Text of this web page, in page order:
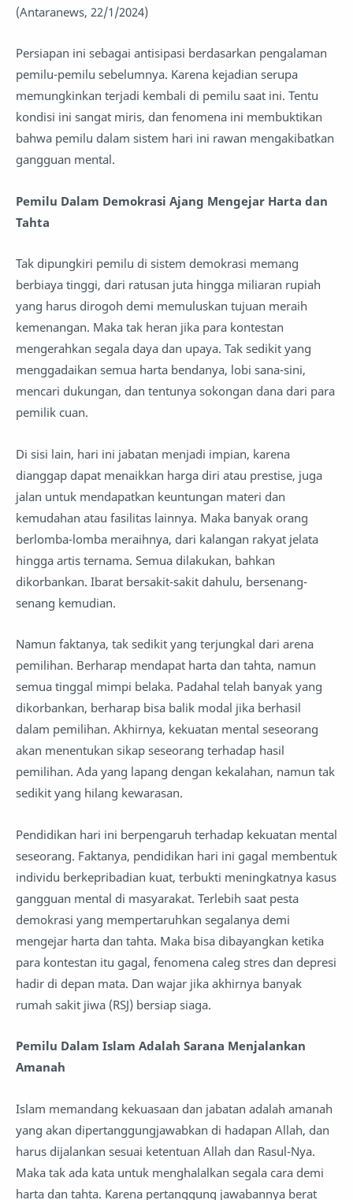
(Antaranews, 22/1/2024)
Persiapan ini sebagai antisipasi berdasarkan pengalaman
pemilu-pemilu sebelumnya. Karena kejadian serupa
memungkinkan terjadi kembali di pemilu saat ini. Tentu
kondisi ini sangat miris, dan fenomena ini membuktikan
bahwa pemilu dalam sistem hari ini rawan mengakibatkan
gangguan mental.
Pemilu Dalam Demokrasi Ajang Mengejar Harta dan
Tahta
Tak dipungkiri pemilu di sistem demokrasi memang
berbiaya tinggi, dari ratusan juta hingga miliaran rupiah
yang harus dirogoh demi memuluskan tujuan meraih
kemenangan. Maka tak heran jika para kontestan
mengerahkan segala daya dan upaya. Tak sedikit yang
menggadaikan semua harta bendanya, lobi sana-sini,
mencari dukungan, dan tentunya sokongan dana dari para
pemilik cuan.
Di sisi lain, hari ini jabatan menjadi impian, karena
dianggap dapat menaikkan harga diri atau prestise, juga
jalan untuk mendapatkan keuntungan materi dan
kemudahan atau fasilitas lainnya. Maka banyak orang
berlomba-lomba meraihnya, dari kalangan rakyat jelata
hingga artis ternama. Semua dilakukan, bahkan
dikorbankan. Ibarat bersakit-sakit dahulu, bersenang-
senang kemudian.
Namun faktanya, tak sedikit yang terjungkal dari arena
pemilihan. Berharap mendapat harta dan tahta, namun
semua tinggal mimpi belaka. Padahal telah banyak yang
dikorbankan, berharap bisa balik modal jika berhasil
dalam pemilihan. Akhirnya, kekuatan mental seseorang
akan menentukan sikap seseorang terhadap hasil
pemilihan. Ada yang lapang dengan kekalahan, namun tak
sedikit yang hilang kewarasan.
Pendidikan hari ini berpengaruh terhadap kekuatan mental
seseorang. Faktanya, pendidikan hari ini gagal membentuk
individu berkepribadian kuat, terbukti meningkatnya kasus
gangguan mental di masyarakat. Terlebih saat pesta
demokrasi yang mempertaruhkan segalanya demi
mengejar harta dan tahta. Maka bisa dibayangkan ketika
para kontestan itu gagal, fenomena caleg stres dan depresi
hadir di depan mata. Dan wajar jika akhirnya banyak
rumah sakit jiwa (RSJ) bersiap siaga.
Pemilu Dalam Islam Adalah Sarana Menjalankan
Amanah
Islam memandang kekuasaan dan jabatan adalah amanah
yang akan dipertanggungjawabkan di hadapan Allah, dan
harus dijalankan sesuai ketentuan Allah dan Rasul-Nya.
Maka tak ada kata untuk menghalalkan segala cara demi
harta dan tahta. Karena pertanggung jawabannya berat